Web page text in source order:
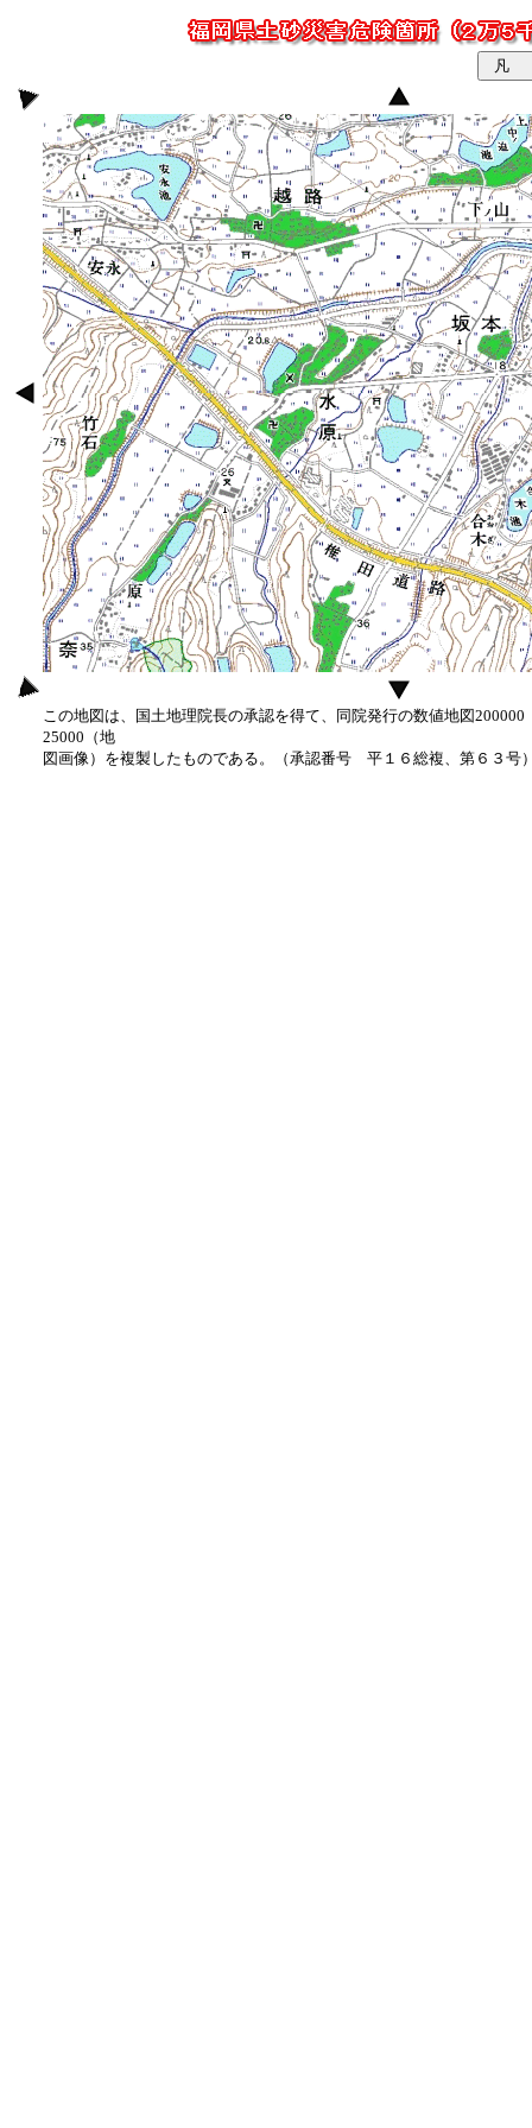
この地図は、国土地理院長の承認を得て、同院発行の数値地図
25000（地
図画像）を複製したものである。（承認番号 平１６総複、第６３号